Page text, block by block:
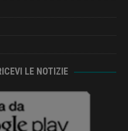
LE NOTIZIE